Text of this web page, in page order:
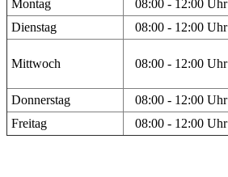
Montag 08:00 - 12:00 Uhr
Dienstag
08:00 - 12:00 Uhr
Mittwoch 08:00 - 12:00 Uhr
Donnerstag 08:00 - 12:00 Uhr
Freitag
08:00 - 12:00 Uhr